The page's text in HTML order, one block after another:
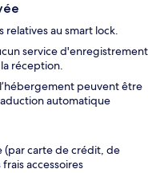
relatives au smart lock.
service d'enregistrement
réception.
peuvent être
automatique
carte de crédit, de
accessoires